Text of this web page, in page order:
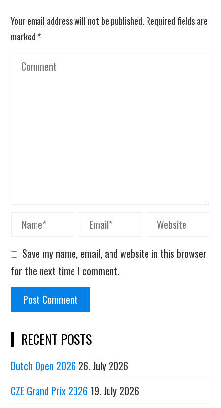
Your email address will not be published. Required fields are
marked *
Save my name, email, and website in this browser
for the next time I comment.
RECENT POSTS
Dutch Open 2026 26. July 2026
CZE Grand Prix 2026 19. July 2026